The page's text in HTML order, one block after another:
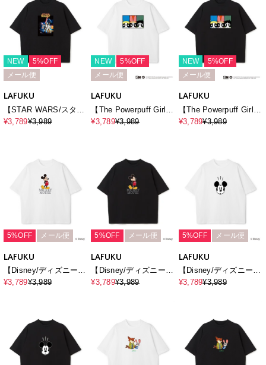
shirt《UNISEX》
（2026SS）
shirt《UNISEX》
（2026SS）
shirt《UNISEX》
（2026SS）
NEW
5%OFF
メール便
LAFUKU
【STAR WARS/スター
ウォーズ】カスレ加工
shirt《UNISEX》
（2026SS）
¥3,789¥3,989
NEW
5%OFF
メール便
LAFUKU
【The Powerpuff Girls/
パワーパフ_ガールズ
shirt《UNISEX》
¥3,789¥3,989
NEW
5%OFF
メール便
LAFUKU
【The Powerpuff Girls/
パワーパフ_ガールズ
shirt《UNISEX》
¥3,789¥3,989
5%OFF メール便
LAFUKU
【Disney/ディズニー】
Mickey Mouse / ミッキ
¥3,789¥3,989
5%OFF メール便
LAFUKU
【Disney/ディズニー】
Mickey Mouse / ミッキ
¥3,789¥3,989
5%OFF メール便
LAFUKU
【Disney/ディズニー】
Mickey Mouse / ミッキ
shirt《UNISEX》
¥3,789¥3,989